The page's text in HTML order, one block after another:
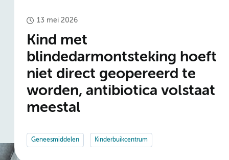
13 mei 2026
Kind met
blindedarmontsteking hoeft
niet direct geopereerd te
worden, antibiotica volstaat
meestal
Geneesmiddelen Kinderbuikcentrum